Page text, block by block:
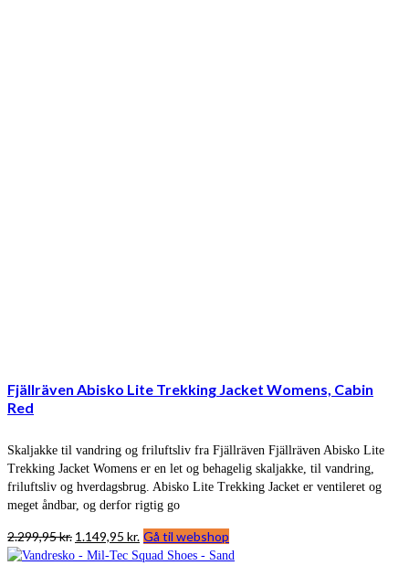
Fjällräven Abisko Lite Trekking Jacket Womens, Cabin
Red
Skaljakke til vandring og friluftsliv fra Fjällräven Fjällräven Abisko Lite
Trekking Jacket Womens er en let og behagelig skaljakke, til vandring,
friluftsliv og hverdagsbrug. Abisko Lite Trekking Jacket er ventileret og
meget åndbar, og derfor rigtig go
2.299,95kr. Den
oprindelige
1.149,95 kr. Den
aktuelle
Gå til webshop